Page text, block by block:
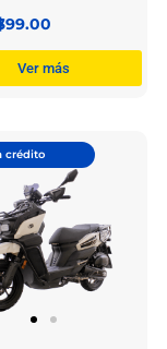
Ver más
crédito